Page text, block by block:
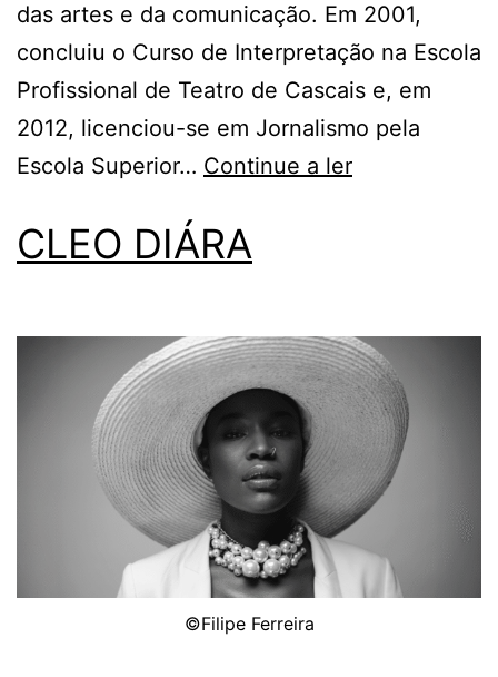
das artes e da comunicação. Em 2001,
concluiu o Curso de Interpretação na Escola
Profissional de Teatro de Cascais e, em
2012, licenciou-se em Jornalismo pela
Escola Superior… Continue a ler
CLEO DIÁRA
©Filipe Ferreira